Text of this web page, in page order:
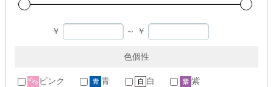
￥ ～ ￥
色個性
ピンク 青 白
紫